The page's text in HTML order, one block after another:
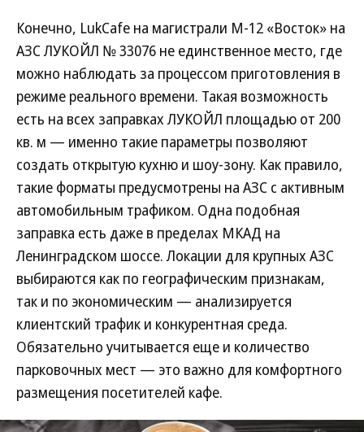
Конечно, LukCafe на магистрали М-12 «Восток» на
АЗС ЛУКОЙЛ № 33076 не единственное место, где
можно наблюдать за процессом приготовления в
режиме реального времени. Такая возможность
есть на всех заправках ЛУКОЙЛ площадью от 200
кв. м — именно такие параметры позволяют
создать открытую кухню и шоу-зону. Как правило,
такие форматы предусмотрены на АЗС с активным
автомобильным трафиком. Одна подобная
заправка есть даже в пределах МКАД на
Ленинградском шоссе. Локации для крупных АЗС
выбираются как по географическим признакам,
так и по экономическим — анализируется
клиентский трафик и конкурентная среда.
Обязательно учитывается еще и количество
парковочных мест — это важно для комфортного
размещения посетителей кафе.